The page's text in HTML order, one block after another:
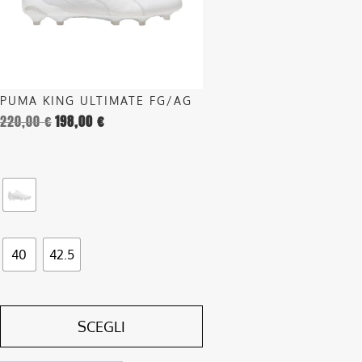
PUMA KING ULTIMATE FG/AG
220,00€198,00 €
40 42.5
SCEGLI